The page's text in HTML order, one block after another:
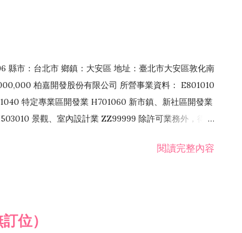
縣市：台北市 鄉鎮：大安區 地址：臺北市大安區敦化南
柏嘉開發股份有限公司 所營事業資料： E801010
特定專業區開發業 H701060 新市鎮、新社區開發業
景觀、室內設計業 ZZ99999 除許可業務外，得經
閱讀完整內容
位）